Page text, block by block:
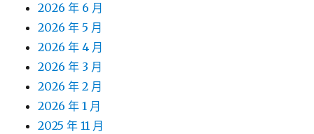
2026 年 6 月
2026 年 5 月
2026 年 4 月
2026 年 3 月
2026 年 2 月
2026 年 1 月
2025 年 11 月